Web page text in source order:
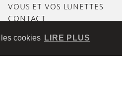
cookies LIRE PLUS
VOUS ET VOS LUNETTES
CONTACT